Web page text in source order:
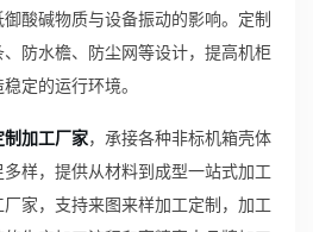
酸碱物质与设备振动的影响。定制
防水檐、防尘网等设计，提高机柜
定的运行环境。
加工厂家，承接各种非标机箱壳体
样，提供从材料到成型一站式加工
家，支持来图来样加工定制，加工